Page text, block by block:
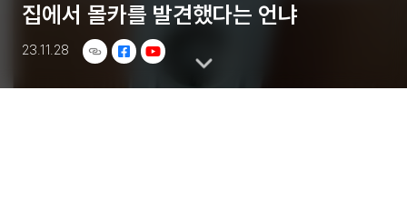
집에서 몰카를 발견했다는 언냐
23.11.28